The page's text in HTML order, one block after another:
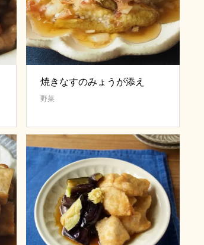
焼きなすのみょうが添え
野菜